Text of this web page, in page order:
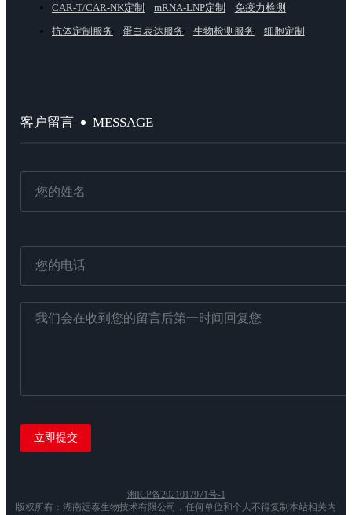
CAR-T/CAR-NK定制 mRNA-LNP定制
免疫力检测
抗体定制服务
蛋白表达服务 生物检测服务 细胞定制
客户留言 MESSAGE
湘ICP备2021017971号-1
版权所有：湖南远泰生物技术有限公司，任何单位和个人不得复制本站相关内